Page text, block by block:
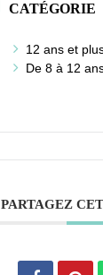
CATÉGORIE
12 ans et
De 8 à 12
PARTAGEZ